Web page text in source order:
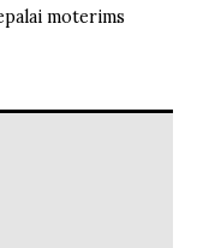
moterims